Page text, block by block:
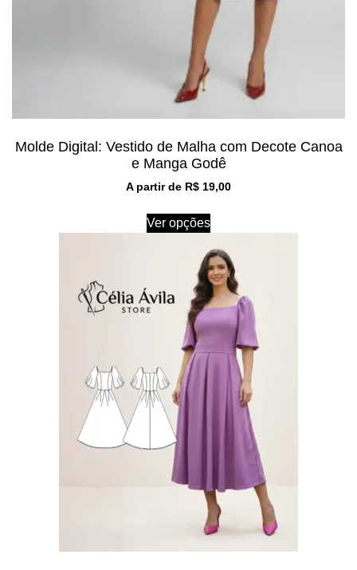
Molde Digital: Vestido de Malha com Decote Canoa
e Manga Godê
A partir de R$ 19,00
Ver opções